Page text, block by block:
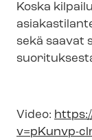
Koska
sekä saavat
Video:
v=pKunvp-